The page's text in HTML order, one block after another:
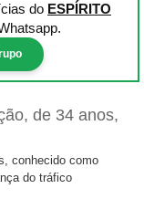
do ESPÍRITO
conhecido como
do tráfico